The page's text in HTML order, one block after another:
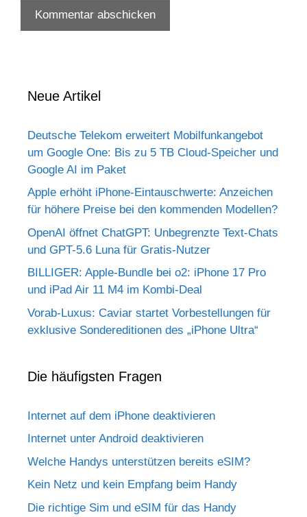
Neue Artikel
Deutsche Telekom erweitert Mobilfunkangebot
um Google One: Bis zu 5 TB Cloud-Speicher und
Google AI im Paket
Apple erhöht iPhone-Eintauschwerte: Anzeichen
für höhere Preise bei den kommenden Modellen?
OpenAI öffnet ChatGPT: Unbegrenzte Text-Chats
und GPT-5.6 Luna für Gratis-Nutzer
BILLIGER: Apple-Bundle bei o2: iPhone 17 Pro
und iPad Air 11 M4 im Kombi-Deal
Vorab-Luxus: Caviar startet Vorbestellungen für
exklusive Sondereditionen des „iPhone Ultra“
Die häufigsten Fragen
Internet auf dem iPhone deaktivieren
Internet unter Android deaktivieren
Welche Handys unterstützen bereits eSIM?
Kein Netz und kein Empfang beim Handy
Die richtige Sim und eSIM für das Handy